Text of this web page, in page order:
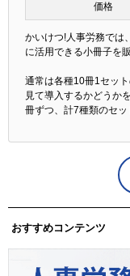
価格
かいけつ!人事労務では
に活用できる小冊子を
通常は各種10冊1セッ
見て導入するかどうか
冊ずつ、計7種類のセッ
おすすめコンテンツ